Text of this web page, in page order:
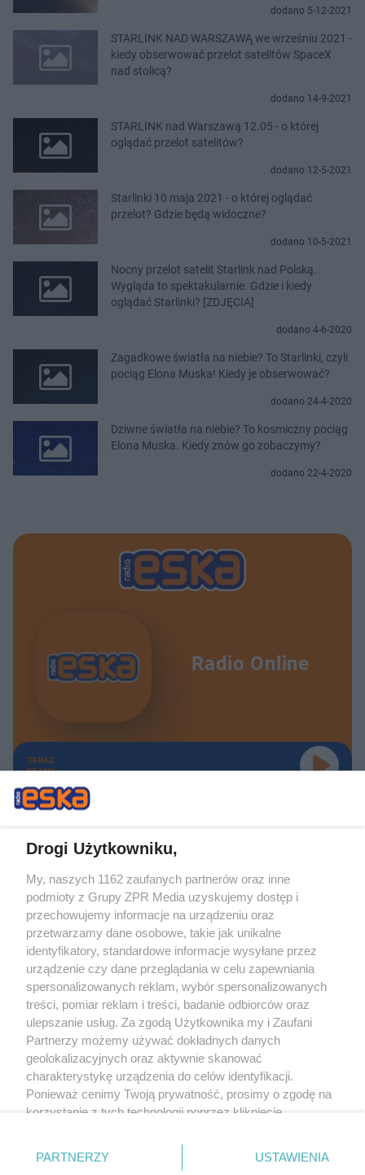
dodano 5-12-2021
STARLINK NAD WARSZAWĄ we wrześniu 2021 -
kiedy obserwować przelot satelitów SpaceX
nad stolicą?
dodano 14-9-2021
STARLINK nad Warszawą 12.05 - o której
oglądać przelot satelitów?
dodano 12-5-2021
Starlinki 10 maja 2021 - o której oglądać
przelot? Gdzie będą widoczne?
dodano 10-5-2021
Nocny przelot satelit Starlink nad Polską.
Wygląda to spektakularnie. Gdzie i kiedy
oglądać Starlinki? [ZDJĘCIA]
dodano 4-6-2020
Zagadkowe światła na niebie? To Starlinki, czyli
pociąg Elona Muska! Kiedy je obserwować?
dodano 24-4-2020
Dziwne światła na niebie? To kosmiczny pociąg
Elona Muska. Kiedy znów go zobaczymy?
dodano 22-4-2020
Radio Online
TERAZ
GRAMY
Żaden utwór zamieszczony w serwisie nie może być powielany i
rozpowszechniany lub dalej rozpowszechniany w jakikolwiek sposób (w
tym także elektroniczny lub mechaniczny) na jakimkolwiek polu
eksploatacji w jakiejkolwiek formie, włącznie z umieszczaniem w Internecie
bez pisemnej zgody właściciela praw. Jakiekolwiek użycie lub
wykorzystanie utworów w całości lub w części z naruszeniem prawa, tzn.
bez właściwej zgody, jest zabronione pod groźbą kary i może być ścigane
prawnie.
O nas
Drogi Użytkowniku,
My, naszych 1162 zaufanych partnerów oraz inne
podmioty z Grupy ZPR Media uzyskujemy dostęp i
przechowujemy informacje na urządzeniu oraz
przetwarzamy dane osobowe, takie jak unikalne
identyfikatory, standardowe informacje wysyłane przez
urządzenie czy dane przeglądania w celu zapewniania
spersonalizowanych reklam, wybór spersonalizowanych
treści, pomiar reklam i treści, badanie odbiorców oraz
ulepszanie usług. Za zgodą Użytkownika my i Zaufani
Partnerzy możemy używać dokładnych danych
geolokalizacyjnych oraz aktywnie skanować
charakterystykę urządzenia do celów identyfikacji.
Ponieważ cenimy Twoją prywatność, prosimy o zgodę na
korzystanie z tych technologii poprzez kliknięcie
zmienić/wycofać klikając przycisk ustawień prywatności
znajdujący się w lewym dolnym rogu strony
PARTNERZY USTAWIENIA